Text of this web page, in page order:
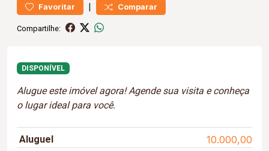
Favoritar | Comparar
Compartilhe:
DISPONÍVEL
Alugue este imóvel agora! Agende sua visita e conheça
o lugar ideal para você.
Aluguel 10.000,00